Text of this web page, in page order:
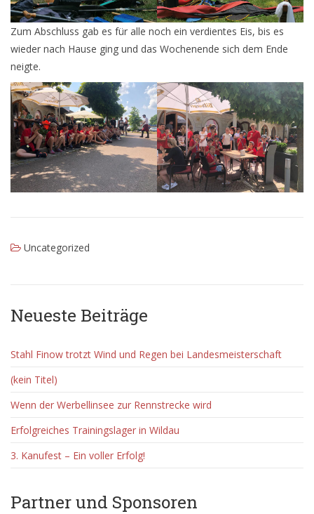
Zum Abschluss gab es für alle noch ein verdientes Eis, bis es
wieder nach Hause ging und das Wochenende sich dem Ende
neigte.
Uncategorized
Neueste Beiträge
Stahl Finow trotzt Wind und Regen bei Landesmeisterschaft
(kein Titel)
Wenn der Werbellinsee zur Rennstrecke wird
Erfolgreiches Trainingslager in Wildau
3. Kanufest – Ein voller Erfolg!
Partner und Sponsoren